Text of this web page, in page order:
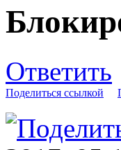
Ответить
Поделиться ссылкой